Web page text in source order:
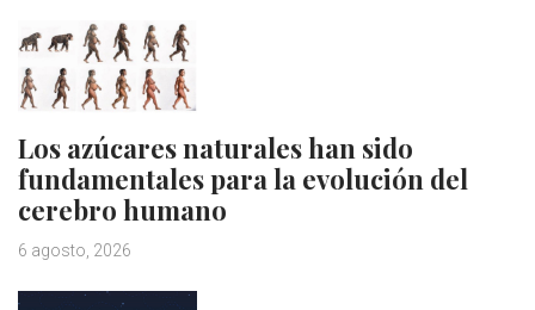
Los azúcares naturales han sido
fundamentales para la evolución del
cerebro humano
6 agosto, 2026